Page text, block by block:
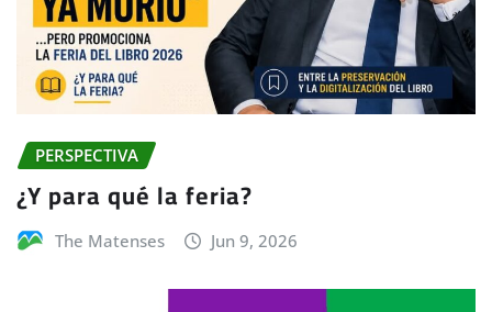
PERSPECTIVA
¿Y para qué la feria?
The Matenses Jun 9, 2026